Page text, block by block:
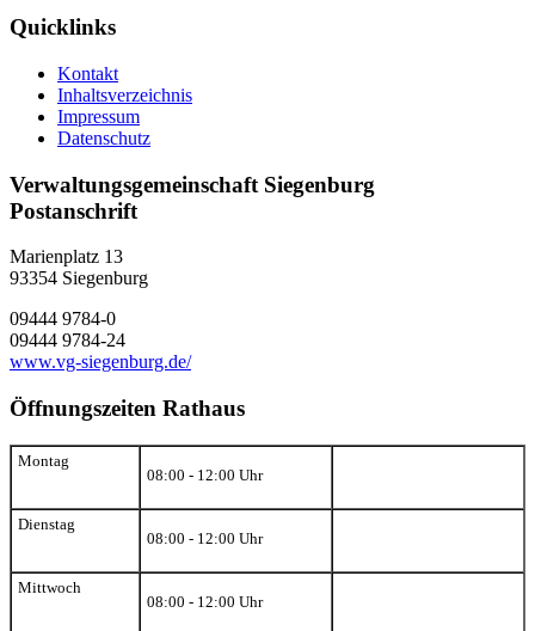
Quicklinks
Kontakt
Inhaltsverzeichnis
Impressum
Datenschutz
Verwaltungsgemeinschaft Siegenburg
Postanschrift
Marienplatz 13
93354 Siegenburg
09444 9784-0
09444 9784-24
www.vg-siegenburg.de/
Öffnungszeiten Rathaus
Montag
08:00 - 12:00 Uhr
Dienstag
08:00 - 12:00 Uhr
Mittwoch
08:00 - 12:00 Uhr